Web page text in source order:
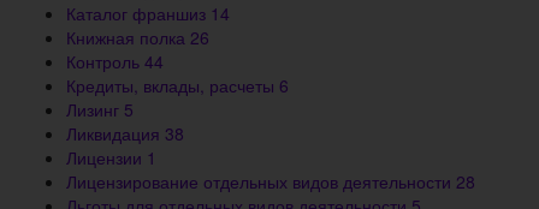
Каталог франшиз 14
Книжная полка 26
Контроль 44
Кредиты, вклады, расчеты 6
Лизинг 5
Ликвидация 38
Лицензии 1
Лицензирование отдельных видов деятельности 28